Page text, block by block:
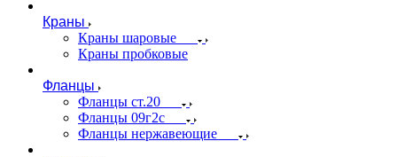
Краны
Краны шаровые
Краны пробковые
Фланцы
Фланцы ст.20
Фланцы 09г2с
Фланцы нержавеющие